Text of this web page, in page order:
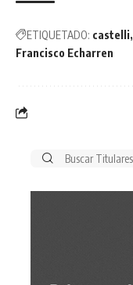
ETIQUETADO: castelli
Francisco Echarren
Buscar